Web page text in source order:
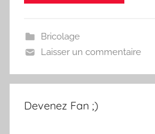
Bricolage
Laisser un commentaire
Devenez Fan ;)